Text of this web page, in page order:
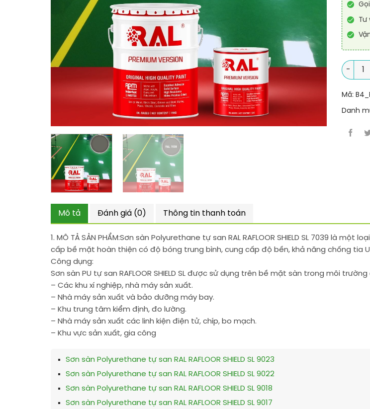
Gọi
Tư
Sơn sàn
Mã:
Danh
Mô tả Đánh giá (0) Thông tin thanh toán
1. MÔ TẢ SẢN PHẨM:Sơn sàn Polyurethane tự san RAL RAFLOOR SHIELD SL 7039 là
cấp bề mặt hoàn thiện có độ bóng trung bình, cung cấp độ bền, khả năng chống tia
Công dụng:
Sơn sàn PU tự san RAFLOOR SHIELD SL được sử dụng trên bề mặt sàn trong môi
– Các khu xí nghiệp, nhà máy sản xuất.
– Nhà máy sản xuất và bảo dưỡng máy bay.
– Khu trung tâm kiểm định, đo lường.
– Nhà máy sản xuất các linh kiện điện tử, chíp, bo mạch.
– Khu vực sản xuất, gia công
Sơn sàn Polyurethane tự san RAL RAFLOOR SHIELD SL 9023
Sơn sàn Polyurethane tự san RAL RAFLOOR SHIELD SL 9022
Sơn sàn Polyurethane tự san RAL RAFLOOR SHIELD SL 9018
Sơn sàn Polyurethane tự san RAL RAFLOOR SHIELD SL 9017